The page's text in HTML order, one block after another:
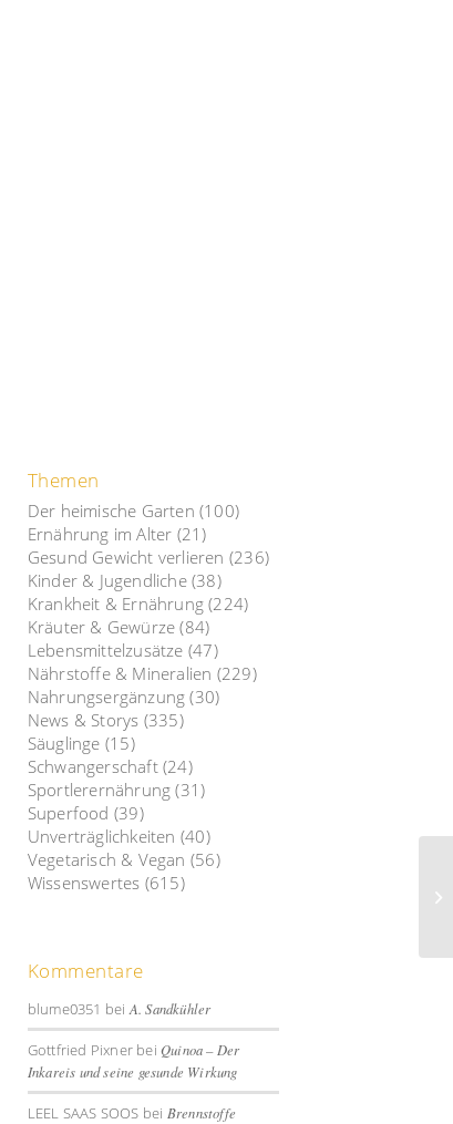
Themen
Der heimische Garten (100)
Ernährung im Alter (21)
Gesund Gewicht verlieren (236)
Kinder & Jugendliche(38)
Krankheit & Ernährung (224)
Kräuter & Gewürze (84)
Lebensmittelzusätze (47)
Nährstoffe & Mineralien (229)
Nahrungsergänzung (30)
News & Storys (335)
Säuglinge (15)
Schwangerschaft(24)
Sportlerernährung (31)
Superfood (39)
Unverträglichkeiten (40)
Vegetarisch & Vegan (56)
Wissenswertes (615)
Kommentare
blume0351 beiA. Sandkühler
Gottfried Pixner beiQuinoa – Der
Inkareis und seine gesunde Wirkung
LEEL SAAS SOOS bei Brennstoffe